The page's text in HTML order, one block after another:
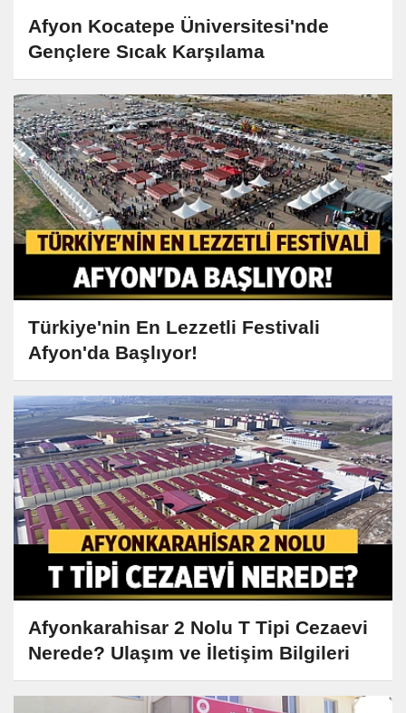
Afyon Kocatepe Üniversitesi'nde
Gençlere Sıcak Karşılama
Türkiye'nin En Lezzetli Festivali
Afyon'da Başlıyor!
Afyonkarahisar 2 Nolu T Tipi Cezaevi
Nerede? Ulaşım ve İletişim Bilgileri